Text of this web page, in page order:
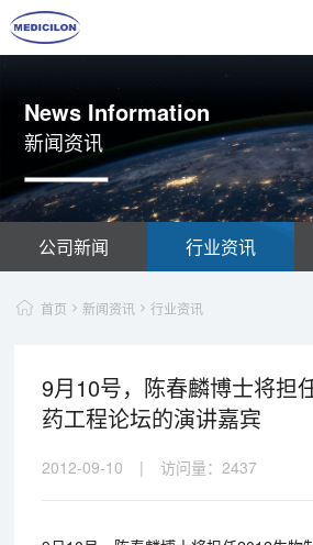
News Information
新闻资讯
公司新闻 行业资讯
首页 新闻资讯 行业资讯
9月10号，陈春麟博士将担
药工程论坛的演讲嘉宾
2012-09-10 | 访问量： 2437